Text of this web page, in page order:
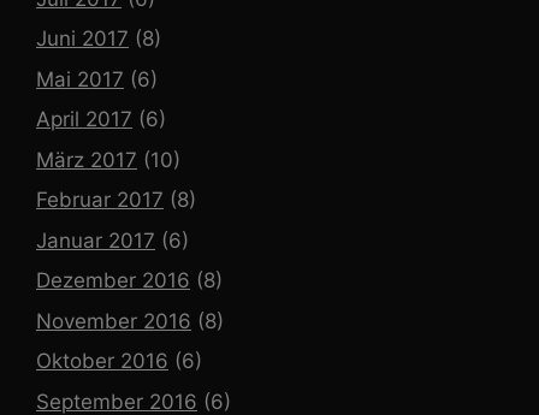
Juni 2017 (8)
Mai 2017 (6)
April 2017 (6)
März 2017 (10)
Februar 2017 (8)
Januar 2017 (6)
Dezember 2016 (8)
November 2016 (8)
Oktober 2016 (6)
September 2016 (6)